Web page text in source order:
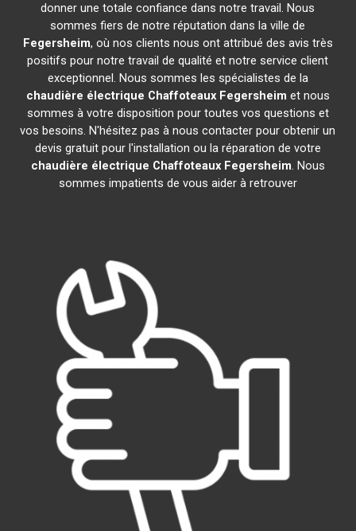
donner une totale confiance dans notre travail. Nous
sommes fiers de notre réputation dans la ville de
Fegersheim, où nos clients nous ont attribué des avis très
positifs pour notre travail de qualité et notre service client
exceptionnel. Nous sommes les spécialistes de la
chaudière électrique Chaffoteaux Fegersheim et nous
sommes à votre disposition pour toutes vos questions et
vos besoins. N'hésitez pas à nous contacter pour obtenir un
devis gratuit pour l'installation ou la réparation de votre
chaudière électrique Chaffoteaux Fegersheim. Nous
sommes impatients de vous aider à retrouver